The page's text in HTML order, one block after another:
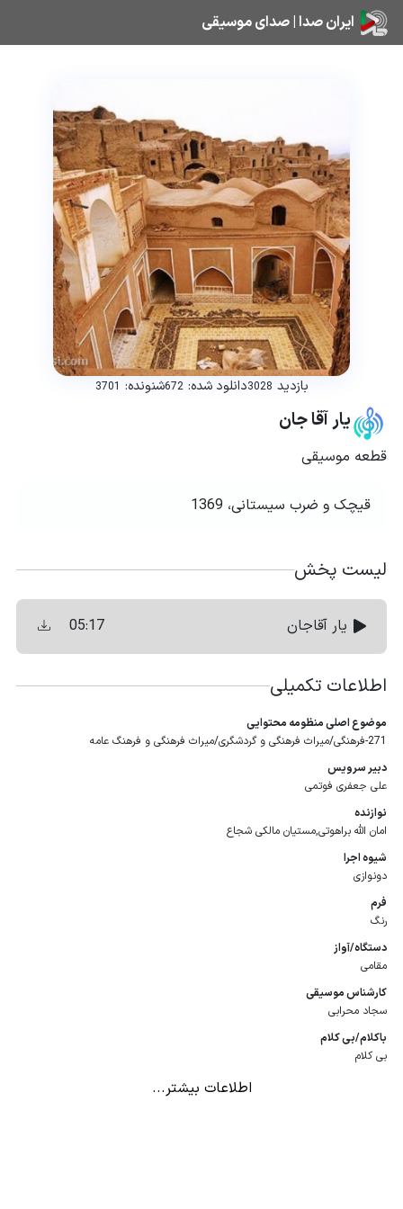
ایران صدا | صدای موسیقی
بازدید 3028دانلود شده: 672شنونده: 3701
یار آقا جان
قطعه موسیقی
قیچک و ضرب سیستانی، 1369
لیست پخش
یار آقاجان 05:17
اطلاعات تکمیلی
موضوع اصلی منظومه محتوایی
271-فرهنگی/میراث فرهنگی و گردشگری/میراث فرهنگی و فرهنگ عامه
دبیر سرویس
علی جعفری فوتمی
نوازنده
امان‌ الله براهوتی,مستیان مالکی‌ شجاع
شیوه اجرا
دونوازی
فرم
رنگ
دستگاه/آواز
مقامی
كارشناس موسیقی
سجاد محرابی
باكلام/بی كلام
بی کلام
اطلاعات بیشتر...